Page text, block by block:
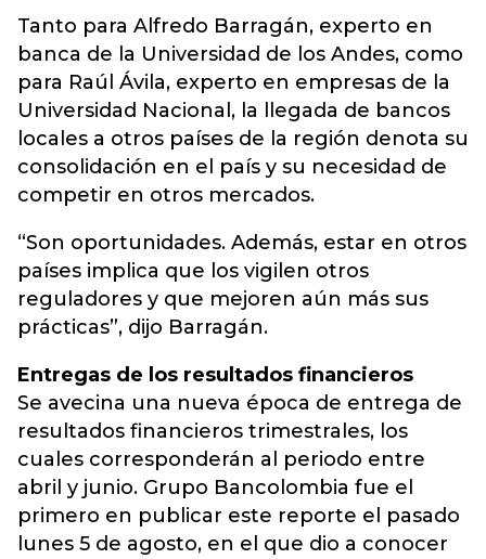
Tanto para Alfredo Barragán, experto en
banca de la Universidad de los Andes, como
para Raúl Ávila, experto en empresas de la
Universidad Nacional, la llegada de bancos
locales a otros países de la región denota su
consolidación en el país y su necesidad de
competir en otros mercados.
“Son oportunidades. Además, estar en otros
países implica que los vigilen otros
reguladores y que mejoren aún más sus
prácticas”, dijo Barragán.
Entregas de los resultados financieros
Se avecina una nueva época de entrega de
resultados financieros trimestrales, los
cuales corresponderán al periodo entre
abril y junio. Grupo Bancolombia fue el
primero en publicar este reporte el pasado
lunes 5 de agosto, en el que dio a conocer